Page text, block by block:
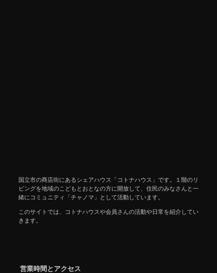
国立市の商店街にあるシェアハウス「コトナハウス」です。１階のリ
ビングを地域のこどもとおとなの方に開放して、住民のみなさんと一
緒にコミュニティ「チャノマ」として活動しています。
このサイトでは、コトナハウスや会員さんの活動や日常を紹介してい
きます。
営業時間とアクセス